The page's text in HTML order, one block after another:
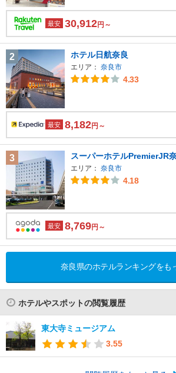
最安 30,912円～
2 ホテル日航奈良
エリア： 奈良市
4.33
最安 8,182円～
3 スーパーホテルPremierJR
エリア： 奈良市
4.18
最安 8,769円～
奈良県のホテルランキングをも
ホテルやスポットの閲覧履歴
東大寺ミュージアム
3.55